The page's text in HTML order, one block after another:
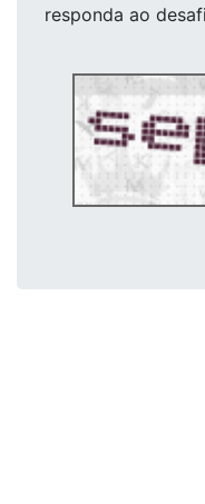
responda ao